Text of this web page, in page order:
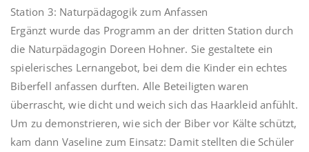
Station 3: Naturpädagogik zum Anfassen
Ergänzt wurde das Programm an der dritten Station durch
die Naturpädagogin Doreen Hohner. Sie gestaltete ein
spielerisches Lernangebot, bei dem die Kinder ein echtes
Biberfell anfassen durften. Alle Beteiligten waren
überrascht, wie dicht und weich sich das Haarkleid anfühlt.
Um zu demonstrieren, wie sich der Biber vor Kälte schützt,
kam dann Vaseline zum Einsatz: Damit stellten die Schüler